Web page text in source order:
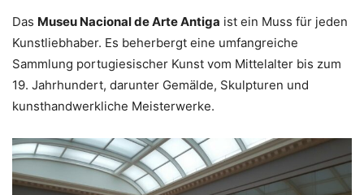
Das Museu Nacional de Arte Antiga ist ein Muss für jeden
Kunstliebhaber. Es beherbergt eine umfangreiche
Sammlung portugiesischer Kunst vom Mittelalter bis zum
19. Jahrhundert, darunter Gemälde, Skulpturen und
kunsthandwerkliche Meisterwerke.